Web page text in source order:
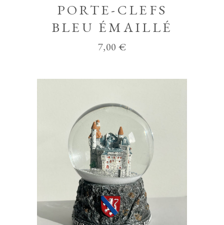
PORTE-CLEFS
BLEU ÉMAILLÉ
7,00€